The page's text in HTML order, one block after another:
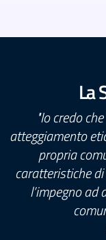
La
"Io credo
atteggiamento
propria
caratteristiche
l’impegno